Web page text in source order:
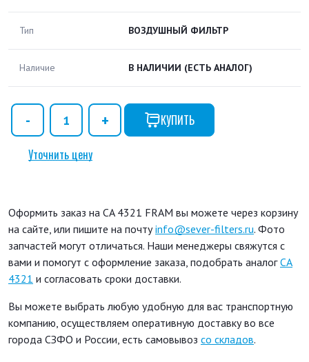
Тип ВОЗДУШНЫЙ ФИЛЬТР
Наличие В НАЛИЧИИ (ЕСТЬ АНАЛОГ)
КУПИТЬ
Уточнить цену
Оформить заказ на CA 4321 FRAM вы можете через корзину
на сайте, или пишите на почтуinfo@sever-filters.ru. Фото
запчастей могут отличаться. Наши менеджеры свяжутся с
вами и помогут с оформление заказа, подобрать аналогCA
4321 и согласовать сроки доставки.
Вы можете выбрать любую удобную для вас транспортную
компанию, осуществляем оперативную доставку во все
города СЗФО и России, есть самовывоз со складов.